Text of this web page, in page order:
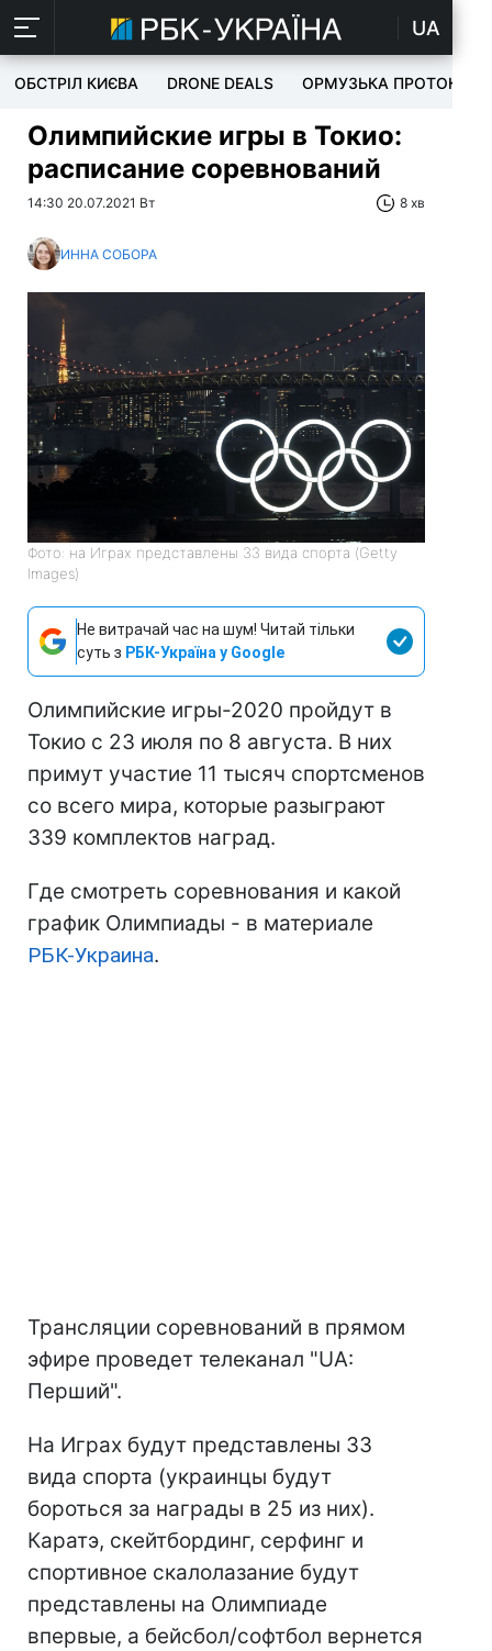
UA
ОБСТРІЛ КИЄВА DRONE DEALS ОРМУЗЬКА ПРОТОКА
Олимпийские игры в Токио:
расписание соревнований
14:30 20.07.2021 Вт 8 хв
ИННА СОБОРА
Фото: на Играх представлены 33 вида спорта (Getty
Images)
Не витрачай час на шум! Читай тільки
суть з РБК-Україна у Google
Олимпийские игры-2020 пройдут в
Токио с 23 июля по 8 августа. В них
примут участие 11 тысяч спортсменов
со всего мира, которые разыграют
339 комплектов наград.
Где смотреть соревнования и какой
график Олимпиады - в материале
РБК-Украина.
Трансляции соревнований в прямом
эфире проведет телеканал "UA:
Перший".
На Играх будут представлены 33
вида спорта (украинцы будут
бороться за награды в 25 из них).
Каратэ, скейтбординг, серфинг и
спортивное скалолазание будут
представлены на Олимпиаде
впервые, а бейсбол/софтбол вернется